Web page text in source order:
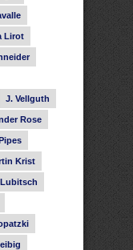
Lirot
J. Vellguth
Rose
Krist